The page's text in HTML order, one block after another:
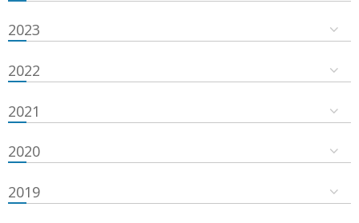
2023
2022
2021
2020
2019